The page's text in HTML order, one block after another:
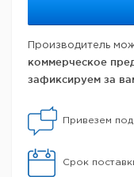
Производитель
коммерческое
зафиксируем за
Привезем под
Срок